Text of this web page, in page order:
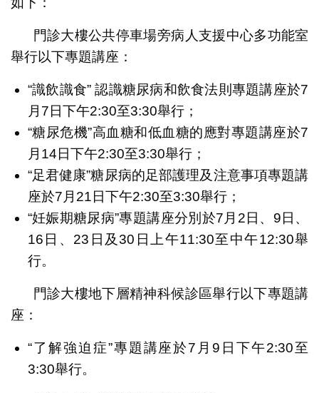
門診大樓公共停車場旁病人支援中心多功能室
舉行以下專題講座：
“識飲識食” 認識糖尿病和飲食法則專題講座於7
月7日下午2:30至3:30舉行；
“糖尿危機”高血糖和低血糖的應對專題講座於7
月14日下午2:30至3:30舉行；
“足君健康”糖尿病的足部護理及注意事項專題講
座於7月21日下午2:30至3:30舉行；
“妊娠期糖尿病”專題講座分別於7月2日、9日、
16日、23日及30日上午11:30至中午12:30舉
行。
門診大樓地下層精神科候診區舉行以下專題講
座：
“了解強迫症”專題講座於7月9日下午2:30至
3:30舉行。